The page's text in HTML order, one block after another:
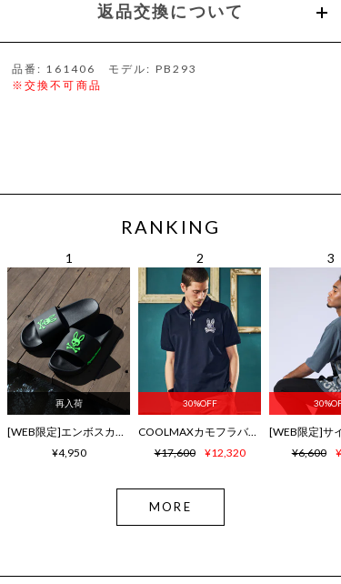
返品交換について
品番: 161406 モデル: PB293
※交換不可商品
RANKING
再入荷
[WEB限定]エンボスカラーロゴ シャワーサンダル
¥4,950
30%OFF
COOLMAXカモフラバニー鹿の子ポロシャツ
¥17,600
¥12,320 ¥6,600
MORE